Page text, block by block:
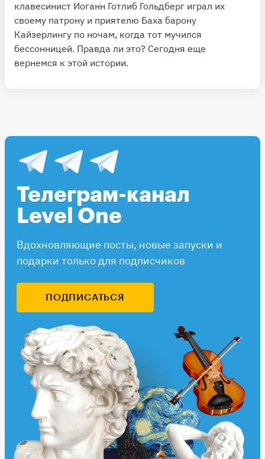
клавесинист Иоганн Готлиб Гольдберг играл их
своему патрону и приятелю Баха барону
Кайзерлингу по ночам, когда тот мучился
бессонницей. Правда ли это? Сегодня еще
вернемся к этой истории.
Телеграм-канал
Level One
Вдохновляющие посты, новые запуски и
подарки только для подписчиков
ПОДПИСАТЬСЯ